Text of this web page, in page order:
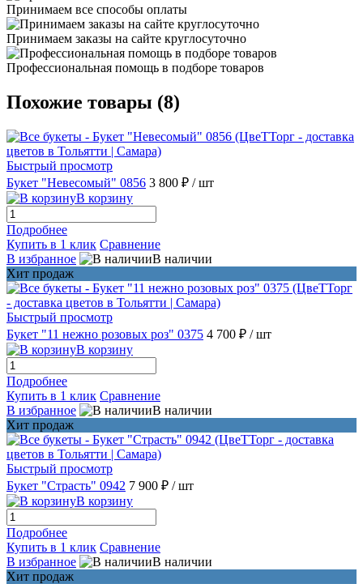
Принимаем все способы оплаты
Принимаем заказы на сайте круглосуточно
Профессиональная помощь в подборе товаров
Похожие товары (8)
Быстрый просмотр
Букет "Невесомый" 0856 3 800 ₽ / шт
В корзину
Подробнее
Купить в 1 клик Сравнение
В избранное
В наличии
Хит продаж
Быстрый просмотр
Букет "11 нежно розовых роз" 0375 4 700 ₽ / шт
В корзину
Подробнее
Купить в 1 клик Сравнение
В избранное
В наличии
Хит продаж
Быстрый просмотр
Букет "Страсть" 0942 7 900 ₽ / шт
В корзину
Подробнее
Купить в 1 клик Сравнение
В избранное
В наличии
Хит продаж